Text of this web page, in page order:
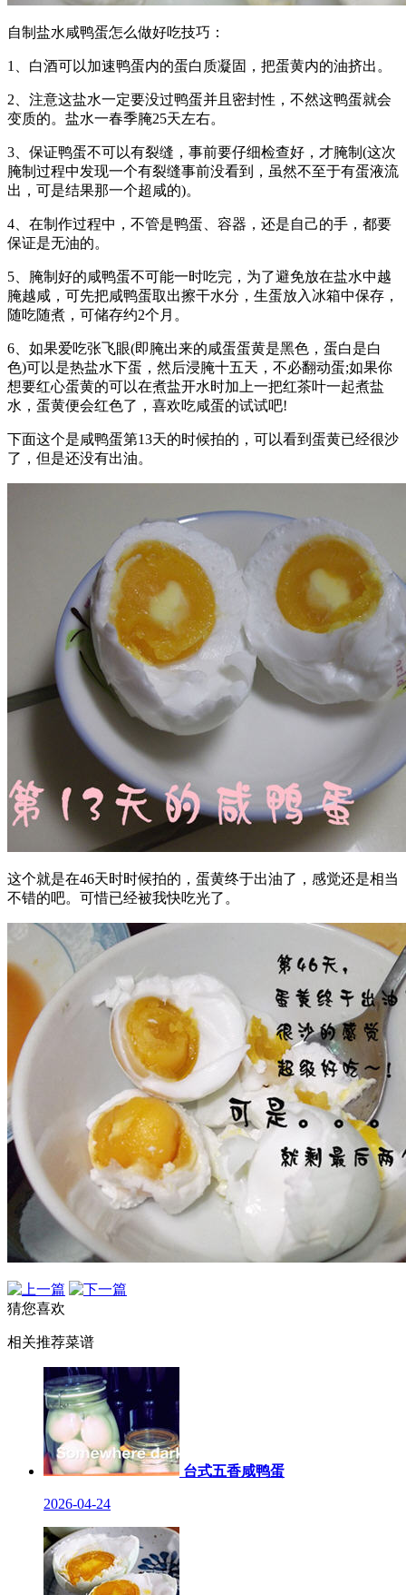
自制盐水咸鸭蛋怎么做好吃技巧：
1、白酒可以加速鸭蛋内的蛋白质凝固，把蛋黄内的油挤出。
2、注意这盐水一定要没过鸭蛋并且密封性，不然这鸭蛋就会
变质的。盐水一春季腌25天左右。
3、保证鸭蛋不可以有裂缝，事前要仔细检查好，才腌制(这次
腌制过程中发现一个有裂缝事前没看到，虽然不至于有蛋液流
出，可是结果那一个超咸的)。
4、在制作过程中，不管是鸭蛋、容器，还是自己的手，都要
保证是无油的。
5、腌制好的咸鸭蛋不可能一时吃完，为了避免放在盐水中越
腌越咸，可先把咸鸭蛋取出擦干水分，生蛋放入冰箱中保存，
随吃随煮，可储存约2个月。
6、如果爱吃张飞眼(即腌出来的咸蛋蛋黄是黑色，蛋白是白
色)可以是热盐水下蛋，然后浸腌十五天，不必翻动蛋;如果你
想要红心蛋黄的可以在煮盐开水时加上一把红茶叶一起煮盐
水，蛋黄便会红色了，喜欢吃咸蛋的试试吧!
下面这个是咸鸭蛋第13天的时候拍的，可以看到蛋黄已经很沙
了，但是还没有出油。
这个就是在46天时时候拍的，蛋黄终于出油了，感觉还是相当
不错的吧。可惜已经被我快吃光了。
猜您喜欢
相关推荐菜谱
台式五香咸鸭蛋
2026-04-24